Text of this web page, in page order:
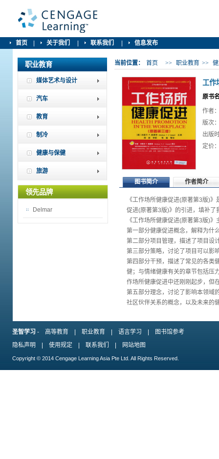
首页 关于我们 联系我们 信息发布
职业教育
媒体艺术与设计
汽车
教育
制冷
健康与保健
旅游
领先品牌
Delmar
当前位置： 首页 >> 职业教育 >>
工作
原书
作者
版次
出版
定价
图书简介
《工作场所健康促进(原著第3版)
促进(原著第3版)》的引进，填补
《工作场所健康促进(原著第3版)
第一部分健康促进概念，解释为什
第二部分项目管理，描述了项目设
第三部分策略，讨论了项目可以影
第四部分干预，描述了常见的各类
健；与情绪健康有关的章节包括压
作场所健康促进中还刚刚起步，但
第五部分理念，讨论了影响本领域
社区伙伴关系的概念，以及未来的
作者简介
圣智学习 - 高等教育 职业教育 语言学习
图书馆参考
隐私声明
使用规定 联系我们 网站地图
Copyright © 2014 Cengage Learning Asia Pte Ltd. All Rights Reserved.